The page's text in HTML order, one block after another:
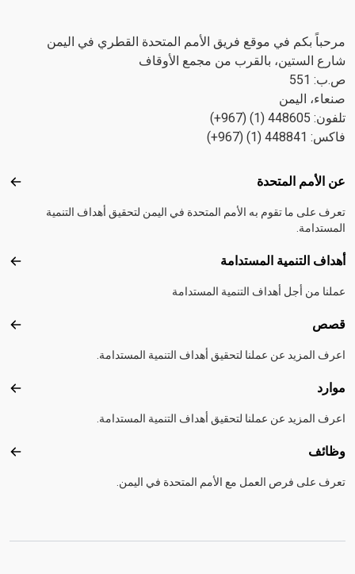
مرحباً بكم في موقع فريق الأمم المتحدة القطري في اليمن
شارع الستين، بالقرب من مجمع الأوقاف
ص.ب: 551
صنعاء، اليمن
تلفون: 448605 (1) (967+)
فاكس: 448841 (1) (967+)
Footer menu
عن الأمم المتحدة عن
تعرف على ما تقوم به الأمم المتحدة في اليمن لتحقيق أهداف التنمية
المستدامة.
أهداف التنمية المستدامة
عملنا من أجل أهداف التنمية المستدامة
قصص
اعرف المزيد عن عملنا لتحقيق أهداف التنمية المستدامة.
موارد
اعرف المزيد عن عملنا لتحقيق أهداف التنمية المستدامة.
وظائف
تعرف على فرص العمل مع الأمم المتحدة في اليمن.